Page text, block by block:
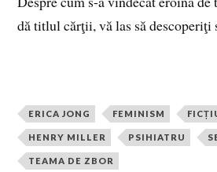
dă titlul cărţii, vă las să descoperiţi
ERICA JONG FEMINISM
HENRY MILLER PSIHIATRU
TEAMA DE ZBOR